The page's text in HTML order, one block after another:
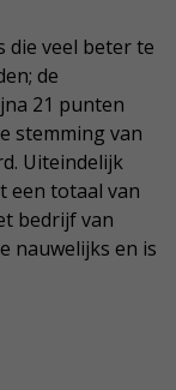
die veel beter te
de
21 punten
stemming van
Uiteindelijk
een totaal van
bedrijf van
nauwelijks en is